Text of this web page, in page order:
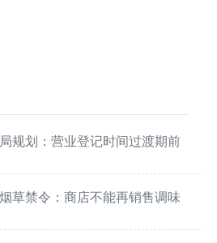
规划：营业登记时间过渡期前
草禁令：商店不能再销售调味